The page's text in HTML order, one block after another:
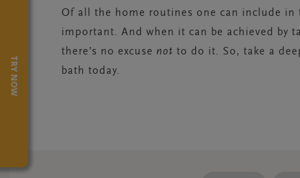
Of all the home routines one can include
important. And when it can be achieved by
there’s no excuse not to do it. So, take a
bath today.
TRY NOW